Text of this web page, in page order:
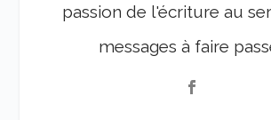
passion de l'écriture au
messages à faire